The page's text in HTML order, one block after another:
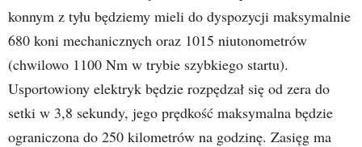
konnym z tyłu będziemy mieli do dyspozycji maksymalnie
680 koni mechanicznych oraz 1015 niutonometrów
(chwilowo 1100 Nm w trybie szybkiego startu).
Usportowiony elektryk będzie rozpędzał się od zera do
setki w 3,8 sekundy, jego prędkość maksymalna będzie
ograniczona do 250 kilometrów na godzinę. Zasięg ma